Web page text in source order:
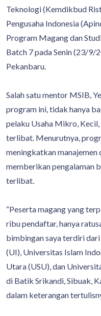
Teknologi (Kemdikbud
Pengusaha Indonesia
Program Magang dan
Batch 7 pada Senin (23/9/
Pekanbaru.
Salah satu mentor MSIB,
program ini, tidak hanya
pelaku Usaha Mikro,
terlibat. Menurutnya,
meningkatkan manajemen
memberikan pengalaman
terlibat.
“Peserta magang yang
ribu pendaftar, hanya
bimbingan saya terdiri
(UI), Universitas Islam
Utara (USU), dan
di Batik Srikandi, Sibuak,
dalam keterangan